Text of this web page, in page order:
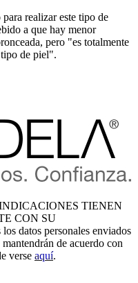
realizar este tipo de
a que hay menor
pero "es totalmente
de piel".
TIENEN
CON SU
datos personales enviados
de acuerdo con
verse aquí.